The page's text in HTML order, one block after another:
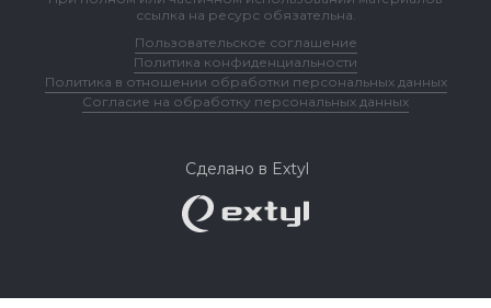
ссылка на ресурс обязательна.
Пользовательское соглашение
Политика конфиденциальности
Политика в отношении обработки персональных данных
Согласие на обработку персональных данных
Сделано в Extyl